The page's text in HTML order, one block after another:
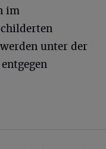
im
unter der